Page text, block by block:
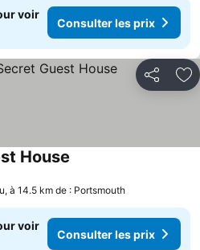
voir
Consulter les prix
Partager
House
à 14.5 km de : Portsmouth
voir
Consulter les prix